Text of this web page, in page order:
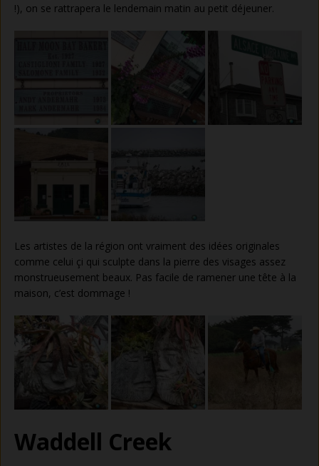
!), on se rattrapera le lendemain matin au petit déjeuner.
Les artistes de la région ont vraiment des idées originales
comme celui çi qui sculpte dans la pierre des visages assez
monstrueusement beaux. Pas facile de ramener une tête à la
maison, c’est dommage !
Waddell Creek